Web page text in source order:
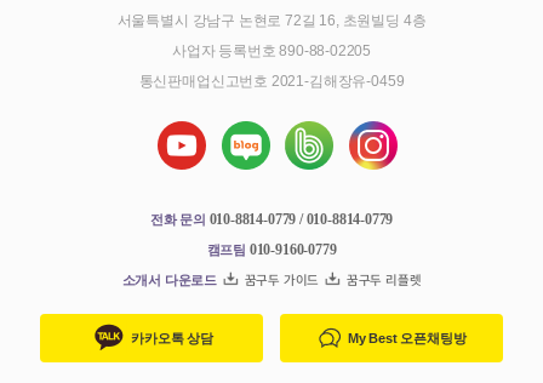
서울특별시 강남구 논현로 72길 16, 초원빌딩 4층
사업자 등록번호 890-88-02205
통신판매업신고번호 2021-김해장유-0459
전화 문의 010-8814-0779 / 010-8814-0779
캠프팀 010-9160-0779
소개서 다운로드 꿈구두 가이드 꿈구두 리플렛
카카오톡 상담 My Best 오픈채팅방